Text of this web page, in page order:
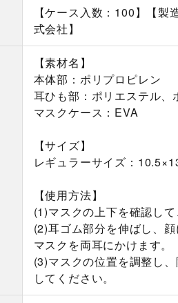
【ケース入数：100】【製
式会社】
【素材名】
本体部：ポリプロピレン
耳ひも部：ポリエステル、
マスクケース：EVA
【サイズ】
レギュラーサイズ：
【使用方法】
(1)マスクの上下を確認して
(2)耳ゴム部分を伸ばし、
マスクを両耳にかけます。
(3)マスクの位置を調整し
してください。